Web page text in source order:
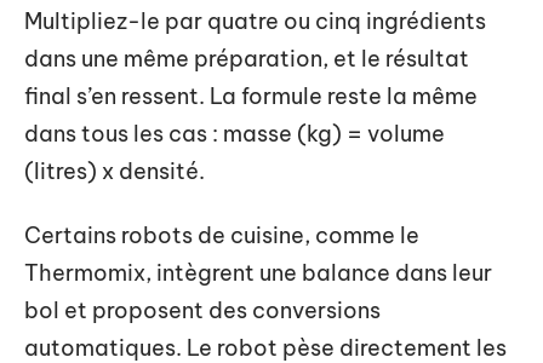
Multipliez-le par quatre ou cinq ingrédients
dans une même préparation, et le résultat
final s’en ressent. La formule reste la même
dans tous les cas : masse (kg) = volume
(litres) x densité.
Certains robots de cuisine, comme le
Thermomix, intègrent une balance dans leur
bol et proposent des conversions
automatiques. Le robot pèse directement les